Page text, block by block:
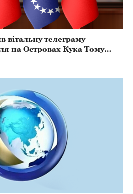
вітальну телеграму
на Островах Кука Тому
Конституції